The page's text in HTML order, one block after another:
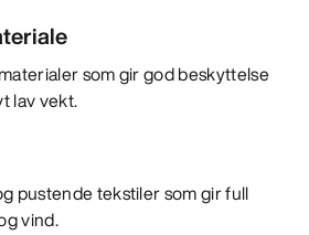
som gir god beskyttelse
lav vekt.
pustende tekstiler som gir full
vind.